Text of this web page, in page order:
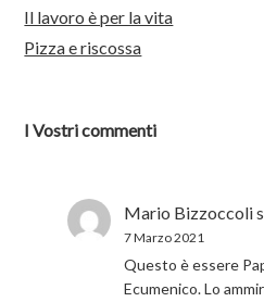
Il lavoro è per la vita
Pizza e riscossa
I Vostri commenti
Mario Bizzoccoli
7 Marzo 2021
Questo è essere
Ecumenico. Lo